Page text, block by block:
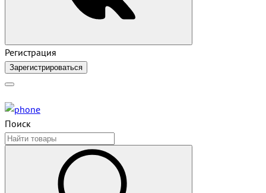
Регистрация
Зарегистрироваться
Поиск